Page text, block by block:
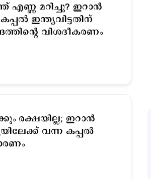
മറിച്ചു? ഇറാന്‍
ഇന്ത്യവിട്ടതിന്
വിശദീകരണം
രക്ഷയില്ല; ഇറാന്‍
വന്ന കപ്പല്‍